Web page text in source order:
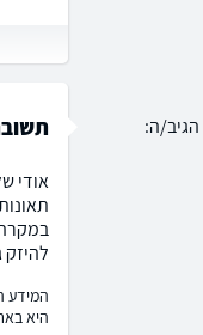
הגיב/ה:
אודי
במקרה
המידע
היא